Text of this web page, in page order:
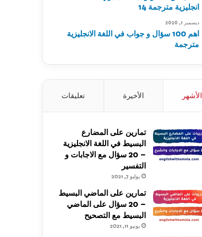
انجليزية مترجمة 14
ديسمبر 1, 2020
اهم 100 سؤال و جواب في اللغة الانجليزية
مترجمة
الأشهر الأخيرة تعليقات
تمارين على المضارع
البسيط في اللغة الانجليزية
– 20 سؤال مع الاجابات و
التفسير
يوليو 7, 2021
تمارين على الماضي البسيط
– 20 سؤال على الماضي
البسيط مع التصحيح
يونيو 11, 2021